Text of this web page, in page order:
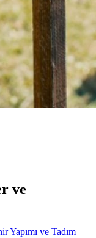
ve
Yapımı ve Tadım